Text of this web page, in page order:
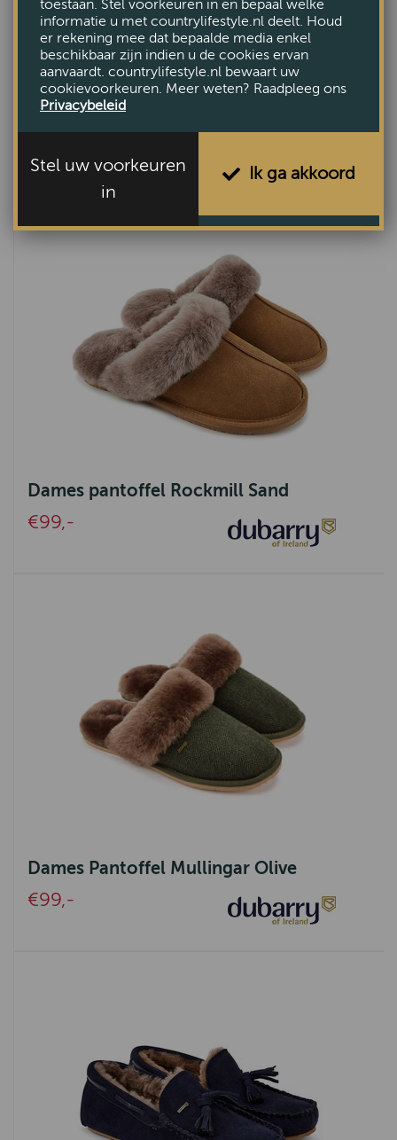
Dames pantoffel Rockmill French Navy
Dames pantoffel Rockmill Sand
€99,-
Dames Pantoffel Mullingar Olive
€99,-
toestaan. Stel voorkeuren in en bepaal welke
informatie u met countrylifestyle.nl deelt. Houd
er rekening mee dat bepaalde media enkel
beschikbaar zijn indien u de cookies ervan
aanvaardt. countrylifestyle.nl bewaart uw
cookievoorkeuren. Meer weten? Raadpleeg ons
Privacybeleid
Stel uw voorkeuren
in
Ik ga akkoord